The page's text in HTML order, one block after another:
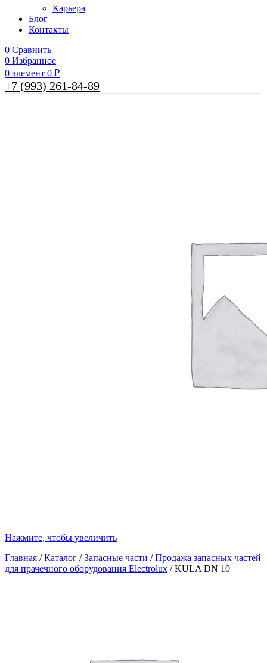
Карьера
Блог
Контакты
0 Сравнить
0 Избранное
0 элемент 0 ₽
+7 (993) 261-84-89
Нажмите, чтобы увеличить
Главная /Каталог /Запасные части /Продажа запасных частей
для прачечного оборудования Electrolux /KULA DN 10